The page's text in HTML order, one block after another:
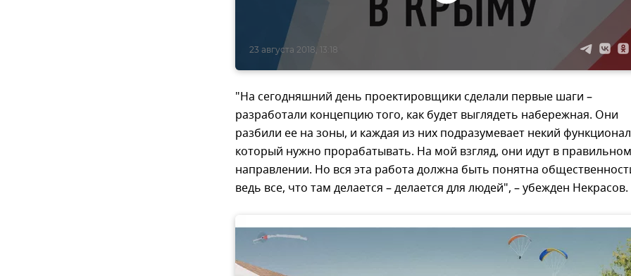
23 августа 2018, 13:18
"На сегодняшний день проектировщики сделали первые шаги –
разработали концепцию того, как будет выглядеть набережная. Они
разбили ее на зоны, и каждая из них подразумевает некий
который нужно прорабатывать. На мой взгляд, они идут в правильном
направлении. Но вся эта работа должна быть понятна
ведь все, что там делается – делается для людей", – убежден Некрасов.